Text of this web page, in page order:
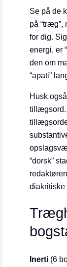
Se på de
på “træg”,
for dig.
energi, er
den om
“apati”
Husk
tillægsord.
“dorsk”
diakritiske
Inerti (6